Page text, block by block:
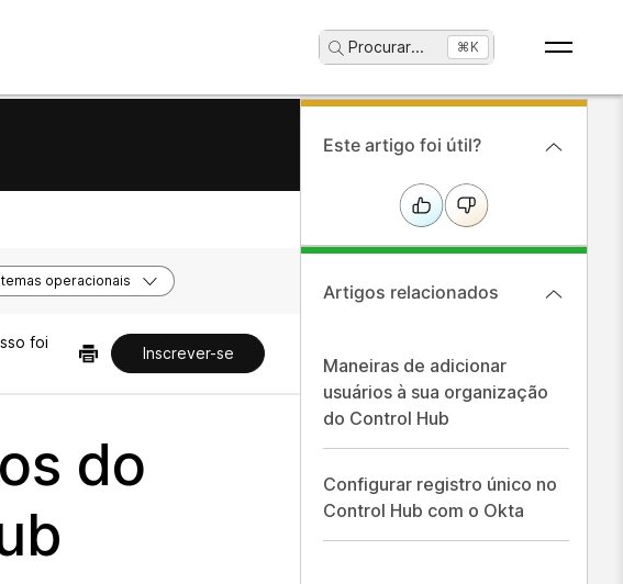
Procurar... ⌘K
operacionais
foi
Inscrever-se
do
Este artigo foi útil?
Artigos relacionados
Maneiras de adicionar
usuários à sua organização
do Control Hub
Configurar registro único no
Control Hub com o Okta